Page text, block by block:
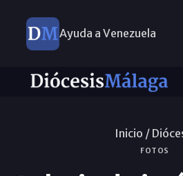
Ayuda a Venezuela
Inicio /
FOTOS